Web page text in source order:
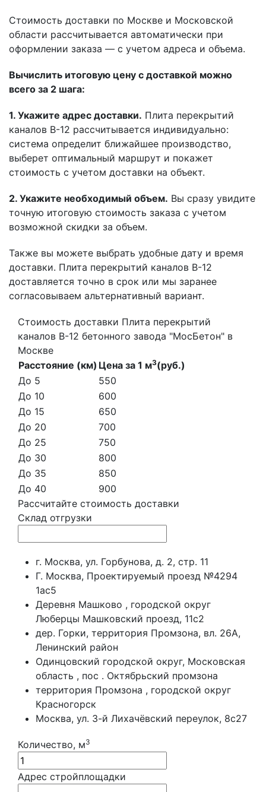
Стоимость доставки по Москве и Московской
области рассчитывается автоматически при
оформлении заказа — с учетом адреса и объема.
Вычислить итоговую цену с доставкой можно
всего за 2 шага:
1. Укажите адрес доставки. Плита перекрытий
каналов В-12 рассчитывается индивидуально:
система определит ближайшее производство,
выберет оптимальный маршрут и покажет
стоимость с учетом доставки на объект.
2. Укажите необходимый объем. Вы сразу увидите
точную итоговую стоимость заказа с учетом
возможной скидки за объем.
Также вы можете выбрать удобные дату и время
доставки. Плита перекрытий каналов В-12
доставляется точно в срок или мы заранее
согласовываем альтернативный вариант.
Стоимость доставки Плита перекрытий
каналов В-12 бетонного завода "МосБетон" в
Москве
Расстояние (км) Цена за 1 м3(руб.)
До 5
550
До 10
600
До 15
650
До 20
700
До 25
750
До 30
800
До 35
850
До 40
900
Рассчитайте стоимость доставки
Склад отгрузки
г. Москва, ул. Горбунова, д. 2, стр. 11
Г. Москва, Проектируемый проезд №4294
1ас5
Деревня Машково , городской округ
Люберцы Машковский проезд, 11с2
дер. Горки, территория Промзона, вл. 26А,
Ленинский район
Одинцовский городской округ, Московская
область , пос . Октябрьский промзона
территория Промзона , городской округ
Красногорск
Москва, ул. 3-й Лихачёвский переулок, 8с27
Количество, м3
Адрес стройплощадки